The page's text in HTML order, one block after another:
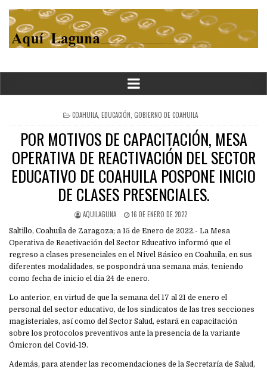
POSTED
IN
COAHUILA EDUCACIÓN GOBIERNO DE COAHUILA
POR MOTIVOS DE CAPACITACIÓN, MESA
OPERATIVA DE REACTIVACIÓN DEL SECTOR
EDUCATIVO DE COAHUILA POSPONE INICIO
DE CLASES PRESENCIALES.
AQUILAGUNA 16 DE ENERO DE 2022
Saltillo, Coahuila de Zaragoza; a 15 de Enero de 2022.- La Mesa
Operativa de Reactivación del Sector Educativo informó que el
regreso a clases presenciales en el Nivel Básico en Coahuila, en sus
diferentes modalidades, se pospondrá una semana más, teniendo
como fecha de inicio el día 24 de enero.
Lo anterior, en virtud de que la semana del 17 al 21 de enero el
personal del sector educativo, de los sindicatos de las tres secciones
magisteriales, así como del Sector Salud, estará en capacitación
sobre los protocolos preventivos ante la presencia de la variante
Ómicron del Covid-19.
Además, para atender las recomendaciones de la Secretaría de Salud,